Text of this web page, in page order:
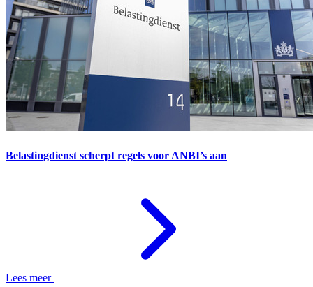
Belastingdienst scherpt regels voor ANBI’s aan
Lees meer